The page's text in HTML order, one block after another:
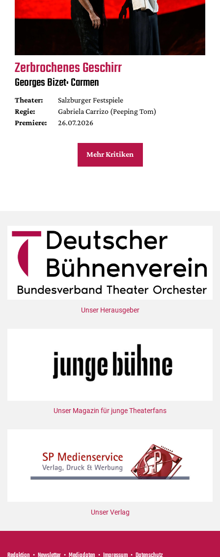
Zerbrochenes Geschirr
Georges Bizet: Carmen
Theater:
Salzburger Festspiele
Regie:
Gabriela Carrizo (Peeping Tom)
Premiere:
26.07.2026
Mehr Kritiken
Unser Herausgeber
Unser Magazin für junge Theaterfans
Unser Verlag